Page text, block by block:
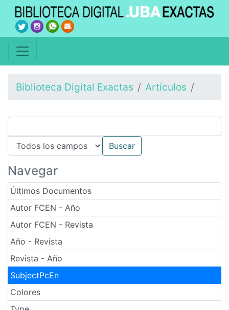
Biblioteca Digital Exactas Artículos
Navegar
Últimos Documentos
Autor FCEN - Año
Autor FCEN - Revista
Año - Revista
Revista - Año
SubjectPcEn
Colores